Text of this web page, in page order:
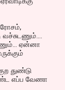
ஏன்னா
துண்டு
எப்ப வேணா